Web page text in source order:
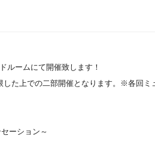
ルームにて開催致します！
た上での二部開催となります。※各回ミ
セーション～